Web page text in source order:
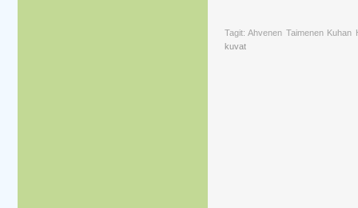
Tagit: Ahvenen Taimenen
kuvat